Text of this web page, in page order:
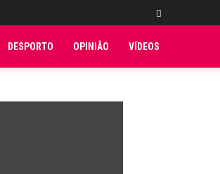
DESPORTO OPINIÃO VÍDEOS